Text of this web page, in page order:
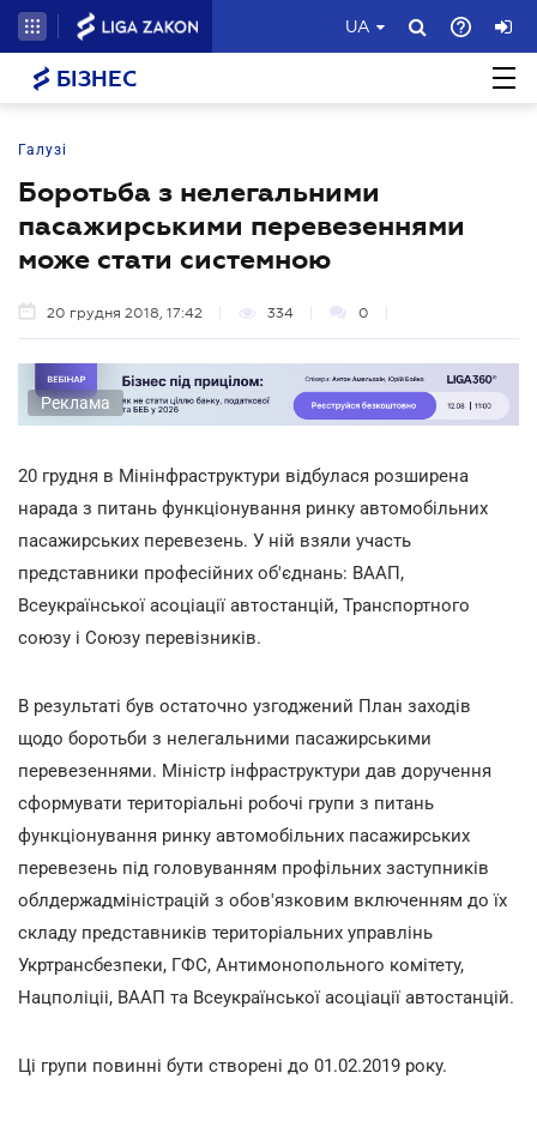
UA
БІЗНЕС
Галузі
Боротьба з нелегальними
пасажирськими перевезеннями
може стати системною
20 грудня 2018, 17:42 334 0
Реклама
20 грудня в Мінінфраструктури відбулася розширена
нарада з питань функціонування ринку автомобільних
пасажирських перевезень. У ній взяли участь
представники професійних об'єднань: ВААП,
Всеукраїнської асоціації автостанцій, Транспортного
союзу і Союзу перевізників.
В результаті був остаточно узгоджений План заходів
щодо боротьби з нелегальними пасажирськими
перевезеннями. Міністр інфраструктури дав доручення
сформувати територіальні робочі групи з питань
функціонування ринку автомобільних пасажирських
перевезень під головуванням профільних заступників
облдержадміністрацій з обов'язковим включенням до їх
складу представників територіальних управлінь
Укртрансбезпеки, ГФС, Антимонопольного комітету,
Нацполіціі, ВААП та Всеукраїнської асоціації автостанцій.
Ці групи повинні бути створені до 01.02.2019 року.